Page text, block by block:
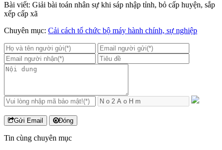
Bài viết: Giải bài toán nhân sự khi sáp nhập tỉnh, bỏ cấp huyện, sắp
xếp cấp xã
Chuyên mục: Cải cách tổ chức bộ máy hành chính, sự nghiệp
Gửi Email Đóng
Tin cùng chuyên mục